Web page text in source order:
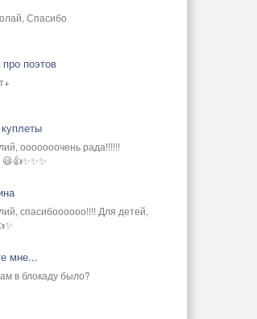
Спасибо
поэтов
ооооооочень рада!!!!!!
спасибоооооо!!!! Для детей,
мне...
в блокаду было?